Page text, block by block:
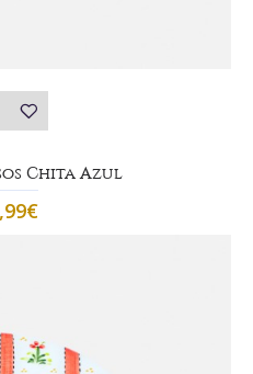
Chita Azul